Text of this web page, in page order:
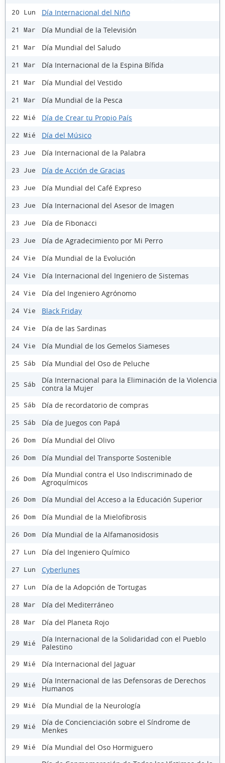
20 Lun Día Internacional del Niño
21 Mar Día Mundial de la Televisión
21 Mar Día Mundial del Saludo
21 Mar Día Internacional de la Espina Bífida
21 Mar Día Mundial del Vestido
21 Mar Día Mundial de la Pesca
22 Mié Día de Crear tu Propio País
22 Mié Día del Músico
23 Jue Día Internacional de la Palabra
23 Jue Día de Acción de Gracias
23 Jue Día Mundial del Café Expreso
23 Jue Día Internacional del Asesor de Imagen
23 Jue Día de Fibonacci
23 Jue Día de Agradecimiento por Mi Perro
24 Vie Día Mundial de la Evolución
24 Vie Día Internacional del Ingeniero de Sistemas
24 Vie Día del Ingeniero Agrónomo
24 Vie Black Friday
24 Vie Día de las Sardinas
24 Vie Día Mundial de los Gemelos Siameses
25 Sáb Día Mundial del Oso de Peluche
25 Sáb
Día Internacional para la Eliminación de la Violencia
contra la Mujer
25 Sáb Día de recordatorio de compras
25 Sáb Día de Juegos con Papá
26 Dom Día Mundial del Olivo
26 Dom Día Mundial del Transporte Sostenible
26 Dom
Día Mundial contra el Uso Indiscriminado de
Agroquímicos
26 Dom Día Mundial del Acceso a la Educación Superior
26 Dom Día Mundial de la Mielofibrosis
26 Dom Día Mundial de la Alfamanosidosis
27 Lun Día del Ingeniero Químico
27 Lun Cyberlunes
27 Lun Día de la Adopción de Tortugas
28 Mar Día del Mediterráneo
28 Mar Día del Planeta Rojo
29 Mié
Día Internacional de la Solidaridad con el Pueblo
Palestino
29 Mié Día Internacional del Jaguar
29 Mié
Día Internacional de las Defensoras de Derechos
Humanos
29 Mié Día Mundial de la Neurología
29 Mié
Día de Concienciación sobre el Síndrome de
Menkes
29 Mié
Día Mundial del Oso Hormiguero